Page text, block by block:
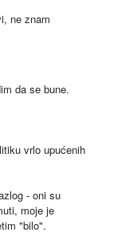
ne znam
da se bune.
vrlo upućenih
- oni su
moje je
"bilo".